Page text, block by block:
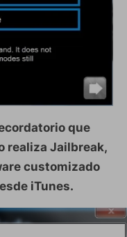
que
realiza Jailbreak,
customizado
iTunes.